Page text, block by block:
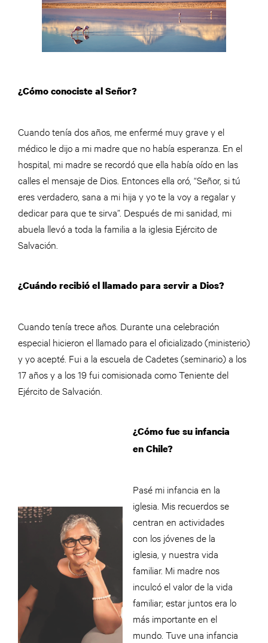
¿Cómo conociste al Señor?
Cuando tenía dos años, me enfermé muy grave y el
médico le dijo a mi madre que no había esperanza. En el
hospital, mi madre se recordó que ella había oído en las
calles el mensaje de Dios. Entonces ella oró, “Señor, si tú
eres verdadero, sana a mi hija y yo te la voy a regalar y
dedicar para que te sirva”. Después de mi sanidad, mi
abuela llevó a toda la familia a la iglesia Ejército de
Salvación.
¿Cuándo recibió el llamado para servir a Dios?
Cuando tenía trece años. Durante una celebración
especial hicieron el llamado para el oficializado (ministerio)
y yo acepté. Fui a la escuela de Cadetes (seminario) a los
17 años y a los 19 fui comisionada como Teniente del
Ejército de Salvación.
¿Cómo fue su infancia
en Chile?
Pasé mi infancia en la
iglesia. Mis recuerdos se
centran en actividades
con los jóvenes de la
iglesia, y nuestra vida
familiar. Mi madre nos
inculcó el valor de la vida
familiar; estar juntos era lo
más importante en el
mundo. Tuve una infancia